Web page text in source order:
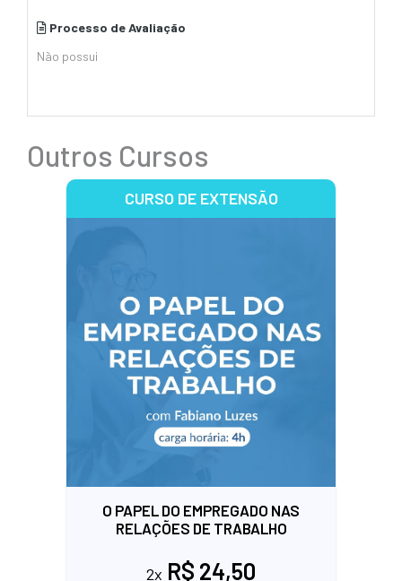
Processo de Avaliação
Não possui
Outros Cursos
CURSO DE EXTENSÃO
O PAPEL DO EMPREGADO NAS
RELAÇÕES DE TRABALHO
2x R$ 24,50